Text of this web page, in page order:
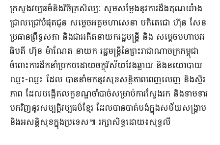
ក្រសួងវប្បធម៌និងវិចិត្រសិល្បៈ សូមសម្ដែងនូវការដឹងគុណយ៉ាង
ជ្រាលជ្រៅបំផុតជូន សម្តេចអគ្គមហាសេនា បតីតេជោ ហ៊ុន សែន
ប្រធានព្រឹទ្ធសភា និងជាអតីតនាយករដ្ឋមន្ត្រី និង សម្តេចមហាបវរ
ធិបតី ហ៊ុន ម៉ាណែត នាយក រដ្ឋមន្ត្រីនៃព្រះរាជាណាចក្រកម្ពុជា
ចំពោះការដឹកនាំប្រកបដោយចក្ខុវិស័យវែងឆ្ងាយ និងនយោបាយ
ឈ្នះ-ឈ្នះ ដែល បាននាំមកនូវសុខសន្តិភាពពេញលេញ និងស្ថិរ
ភាព ដែលបង្កើតលក្ខខណ្ឌចាំបាច់សម្រាប់ការស្វែងរក និងទាមទារ
មកវិញនូវសម្បត្តិវប្បធម៌ខ្មែរ ដែលបានបាត់បង់ក្នុងសម័យសង្គ្រាម
និងអសន្តិសុខក្នុងប្រទេស៕ រក្សាសិទ្ធដោយ៖សុទ្ធលី